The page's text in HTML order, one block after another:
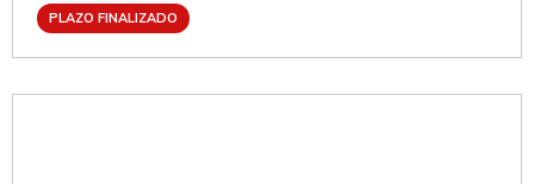
PLAZO FINALIZADO